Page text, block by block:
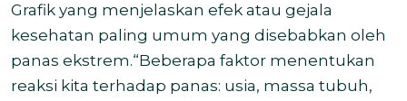
Grafik yang menjelaskan efek atau gejala
kesehatan paling umum yang disebabkan oleh
panas ekstrem.“Beberapa faktor menentukan
reaksi kita terhadap panas: usia, massa tubuh,